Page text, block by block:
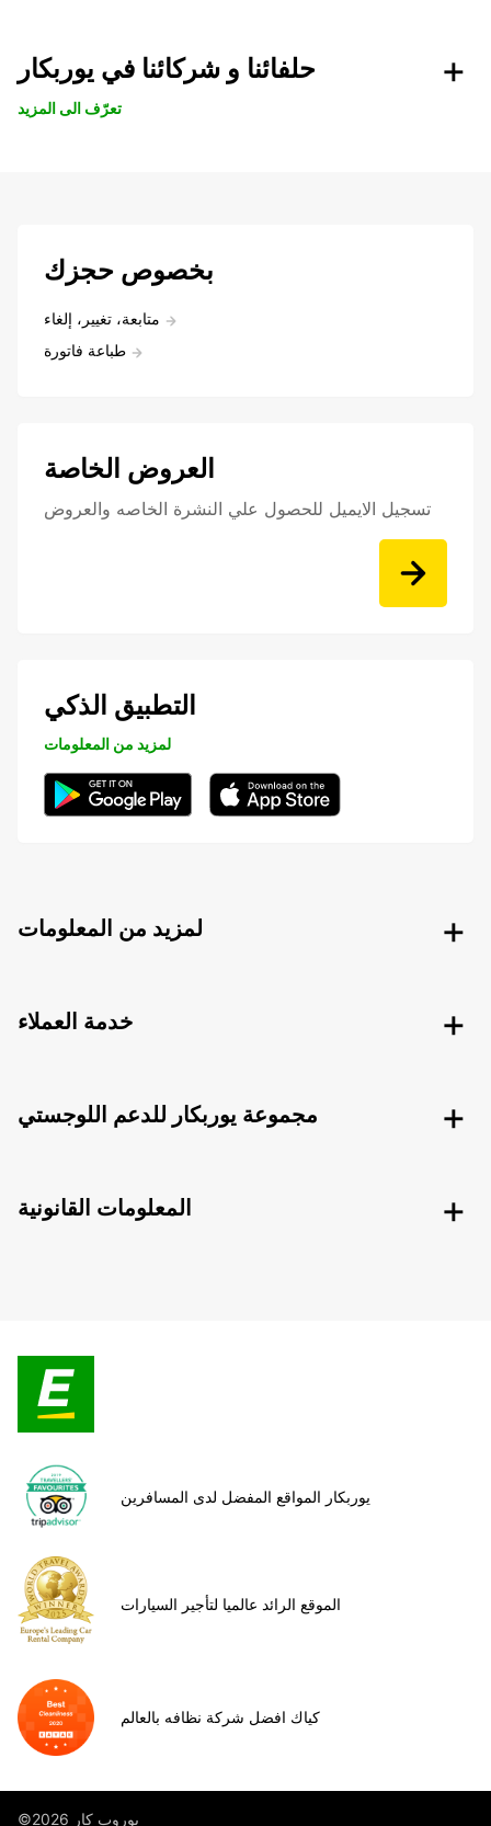
حلفائنا و شركائنا في يوربكار
تعرّف الى المزيد
بخصوص حجزك
متابعة، تغيير، إلغاء
طباعة فاتورة
العروض الخاصة
تسجيل الايميل للحصول علي النشرة الخاصه والعروض
التطبيق الذكي
لمزيد من المعلومات
لمزيد من المعلومات
خدمة العملاء
مجموعة يوربكار للدعم اللوجستي
المعلومات القانونية
يوربكار المواقع المفضل لدى المسافرين
الموقع الرائد عالميا لتأجير السيارات
كياك افضل شركة نظافه بالعالم
©يوروب كار 2026